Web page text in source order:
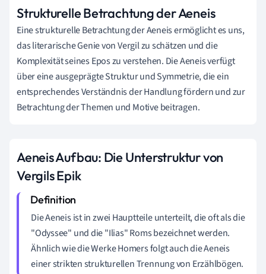
Strukturelle Betrachtung der Aeneis
Eine strukturelle Betrachtung der Aeneis ermöglicht es uns,
das literarische Genie von Vergil zu schätzen und die
Komplexität seines Epos zu verstehen. Die Aeneis verfügt
über eine ausgeprägte Struktur und Symmetrie, die ein
entsprechendes Verständnis der Handlung fördern und zur
Betrachtung der Themen und Motive beitragen.
Aeneis Aufbau: Die Unterstruktur von
Vergils Epik
Die Aeneis ist in zwei Hauptteile unterteilt, die oft als die
"Odyssee" und die "Ilias" Roms bezeichnet werden.
Ähnlich wie die Werke Homers folgt auch die Aeneis
einer strikten strukturellen Trennung von Erzählbögen.